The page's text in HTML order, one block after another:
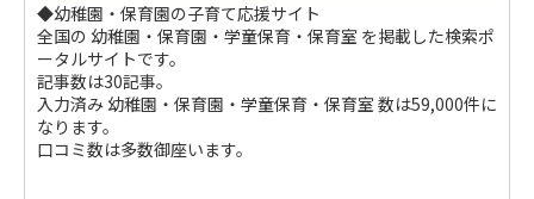
◆幼稚園・保育園の子育て応援サイト
全国の 幼稚園・保育園・学童保育・保育室 を掲載した検索ポ
ータルサイトです。
記事数は30記事。
入力済み 幼稚園・保育園・学童保育・保育室 数は59,000件に
なります。
口コミ数は多数御座います。